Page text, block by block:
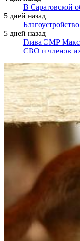
В Саратовской
5 дней назад
5 дней назад
Глава ЭМР
СВО и членов